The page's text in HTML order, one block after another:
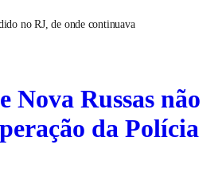
no RJ, de onde continuava
Nova Russas não
da Polícia